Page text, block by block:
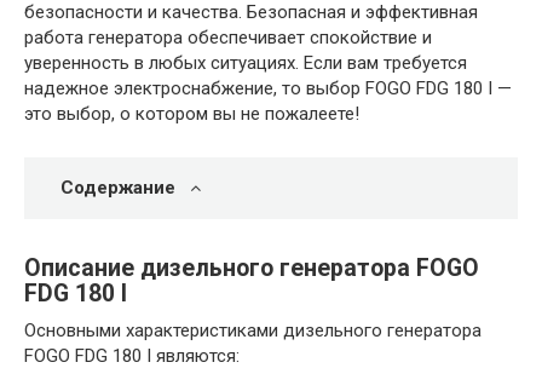
безопасности и качества. Безопасная и эффективная
работа генератора обеспечивает спокойствие и
уверенность в любых ситуациях. Если вам требуется
надежное электроснабжение, то выбор FOGO FDG 180 I —
это выбор, о котором вы не пожалеете!
Содержание
Описание дизельного генератора FOGO
FDG 180 I
Основными характеристиками дизельного генератора
FOGO FDG 180 I являются: